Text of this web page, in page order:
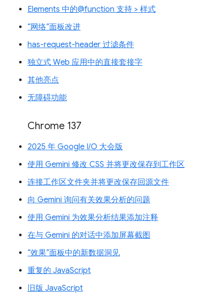
Elements 中的@function 支持 > 样式
“网络”面板改进
has-request-header 过滤条件
独立式 Web 应用中的直接套接字
其他亮点
无障碍功能
Chrome 137
2025 年 Google I/O 大会版
使用 Gemini 修改 CSS 并将更改保存到工作区
连接工作区文件夹并将更改保存回源文件
向 Gemini 询问有关效果分析的问题
使用 Gemini 为效果分析结果添加注释
在与 Gemini 的对话中添加屏幕截图
“效果”面板中的新数据洞见
重复的 JavaScript
旧版 JavaScript